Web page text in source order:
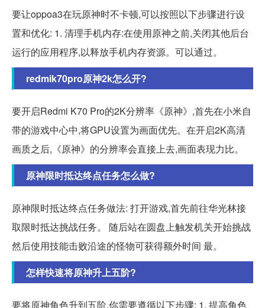
要让oppoa3在玩原神时不卡顿,可以按照以下步骤进行设
置和优化: 1. 清理手机内存:在使用原神之前,关闭其他后台
运行的应用程序,以释放手机内存资源。可以通过。
redmik70pro原神2k怎么开?
要开启Redmi K70 Pro的2K分辨率《原神》,首先在小米自
带的游戏中心中,将GPU设置为画面优先。在开启2K高清
画质之后,《原神》的分辨率会直接上去,画面表现力比。
原神限时抵达终点任务怎么做?
原神限时抵达终点任务做法: 打开游戏,首先前往华光林接
取限时抵达挑战任务。 随后站在圆盘上触发机关开始挑战
然后使用技能击败沿途的怪物可获得额外时间 最。
怎样快速将原神升上五阶?
要将原神角色升到五阶,你需要遵循以下步骤: 1. 提高角色